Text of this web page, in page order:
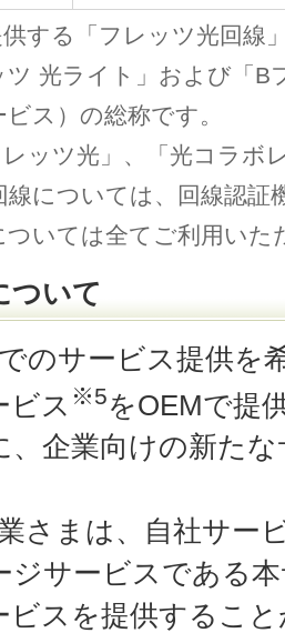
する「フレッツ光回線
ツ 光ライト」および「
ス）の総称です。
レッツ光」、「光コラボ
については、回線認証
ついては全てご利用いた
ついて
のサービス提供を
ビス ※5をOEMで提
、企業向けの新た
さまは、自社サー
ジサービスである
ビスを提供するこ